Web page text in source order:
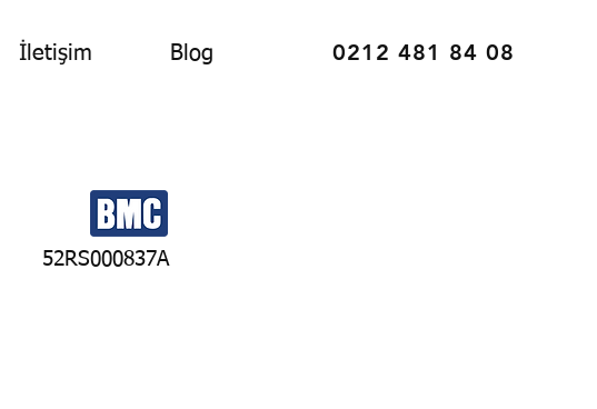
İletişim Blog 0212 481 84 08
52RS000837A